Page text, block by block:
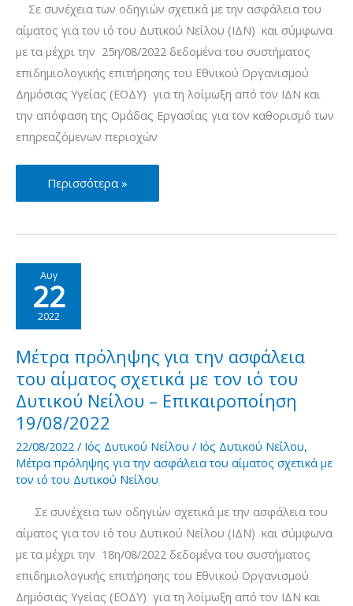
Περίοδος
μετάδοσης
2022
(29/8/2022)
Σε συνέχεια των οδηγιών σχετικά με την ασφάλεια του
αίματος για τον ιό του Δυτικού Νείλου (ΙΔΝ) και σύμφωνα
με τα μέχρι την 25η/08/2022 δεδομένα του συστήματος
επιδημιολογικής επιτήρησης του Εθνικού Οργανισμού
Δημόσιας Υγείας (ΕΟΔΥ) για τη λοίμωξη από τον ΙΔΝ και
την απόφαση της Ομάδας Εργασίας για τον καθορισμό των
επηρεαζόμενων περιοχών
Νέα
μέτρα
την
ασφάλεια
του
αίματος
σχετικά
με
τον
ιό
Δυτικού
Νείλου
Περίοδος
μετάδοσης
2022
Περισσότερα »
Αυγ
22
2022
Μέτρα πρόληψης για την ασφάλεια
του αίματος σχετικά με τον ιό του
Δυτικού Νείλου – Επικαιροποίηση
19/08/2022
22/08/2022 / Ιός Δυτικού Νείλου / Ιός Δυτικού Νείλου,
Μέτρα πρόληψης για την ασφάλεια του αίματος σχετικά με
τον ιό του Δυτικού Νείλου
Σε συνέχεια των οδηγιών σχετικά με την ασφάλεια του
αίματος για τον ιό του Δυτικού Νείλου (ΙΔΝ) και σύμφωνα
με τα μέχρι την 18η/08/2022 δεδομένα του συστήματος
επιδημιολογικής επιτήρησης του Εθνικού Οργανισμού
Δημόσιας Υγείας (ΕΟΔΥ) για τη λοίμωξη από τον ΙΔΝ και